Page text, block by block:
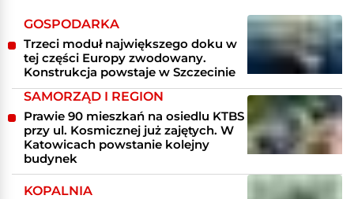
GOSPODARKA
Trzeci moduł największego doku w
tej części Europy zwodowany.
Konstrukcja powstaje w Szczecinie
SAMORZĄD I REGION
Prawie 90 mieszkań na osiedlu KTBS
przy ul. Kosmicznej już zajętych. W
Katowicach powstanie kolejny
budynek
KOPALNIA